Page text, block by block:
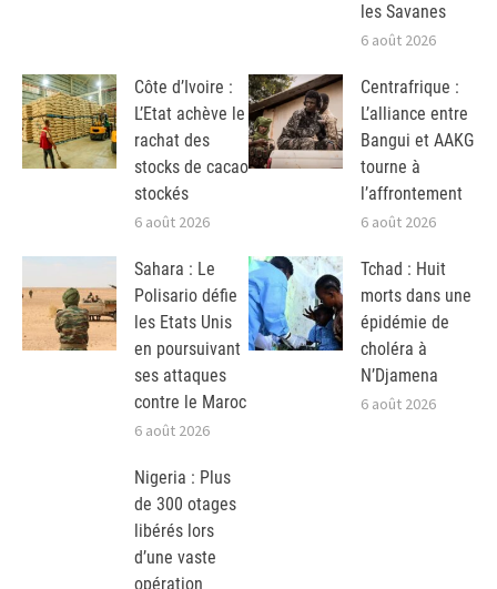
les Savanes
6 août 2026
Côte d’Ivoire :
L’Etat achève le
rachat des
stocks de cacao
stockés
6 août 2026
Centrafrique :
L’alliance entre
Bangui et AAKG
tourne à
l’affrontement
6 août 2026
Sahara : Le
Polisario défie
les Etats Unis
en poursuivant
ses attaques
contre le Maroc
6 août 2026
Tchad : Huit
morts dans une
épidémie de
choléra à
N’Djamena
6 août 2026
Nigeria : Plus
de 300 otages
libérés lors
d’une vaste
opération